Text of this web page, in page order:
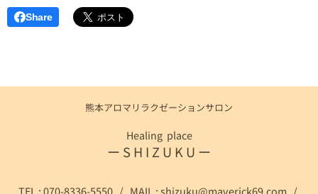
Share
熊本アロマリラクゼーションサロン
Healing place
ー S H I Z U K U ー